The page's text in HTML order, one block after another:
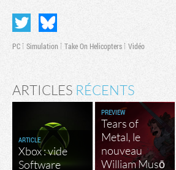
PC Simulation Take On Helicopters Vidéo
ARTICLES RÉCENTS
ARTICLE
Xbox : vide
Software
PREVIEW
Tears of
Metal, le
nouveau
William Musō